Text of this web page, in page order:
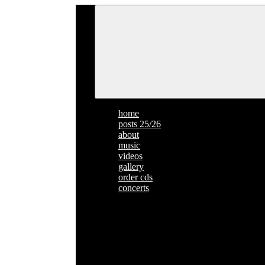
home
posts 25/26
about
music
videos
gallery
order cds
concerts